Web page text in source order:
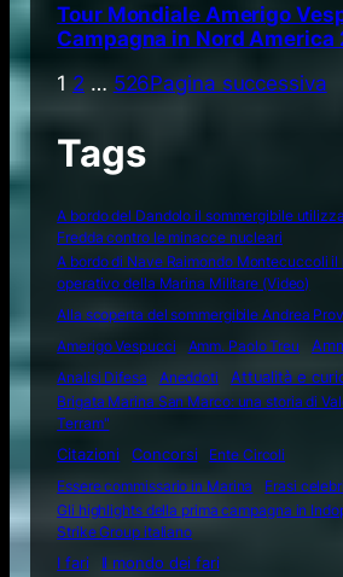
Tour Mondiale Amerigo
Campagna in Nord America
1 2 … 526Pagina successiva
Tags
A bordo del Dandolo il sommergibile
Fredda contro le minacce nucleari
A bordo di Nave Raimondo Montecuccoli
operativo della Marina Militare (Video)
Alla scoperta del sommergibile Andrea
Amerigo Vespucci
Amm. Paolo Treu
Analisi Difesa
Aneddoti Attualità e
Brigata Marina San Marco: una storia di
Terram"
Citazioni
Concorsi
Ente Circoli
Essere commissario in Marina
Frasi celebri
Gli highlights della prima campagna in
Strike Group italiano
I fari
Il mondo dei fari